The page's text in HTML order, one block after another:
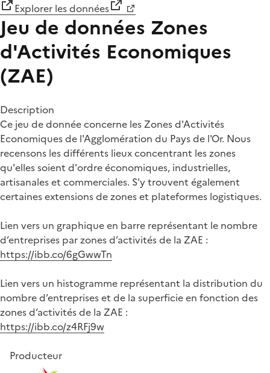
Explorer les données
Jeu de données Zones
d'Activités Economiques
(ZAE)
Description
Ce jeu de donnée concerne les Zones d'Activités
Economiques de l'Agglomération du Pays de l'Or. Nous
recensons les différents lieux concentrant les zones
qu'elles soient d'ordre économiques, industrielles,
artisanales et commerciales. S'y trouvent également
certaines extensions de zones et plateformes logistiques.
Lien vers un graphique en barre représentant le nombre
d’entreprises par zones d’activités de la ZAE :
https://ibb.co/6gGwwTn
Lien vers un histogramme représentant la distribution du
nombre d’entreprises et de la superficie en fonction des
zones d’activités de la ZAE :
https://ibb.co/z4RFj9w
Producteur